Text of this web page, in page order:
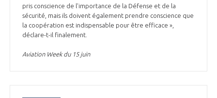
pris conscience de l'importance de la Défense et de la
sécurité, mais ils doivent également prendre conscience que
la coopération est indispensable pour être efficace »,
déclare-t-il finalement.
Aviation Week du 15 juin